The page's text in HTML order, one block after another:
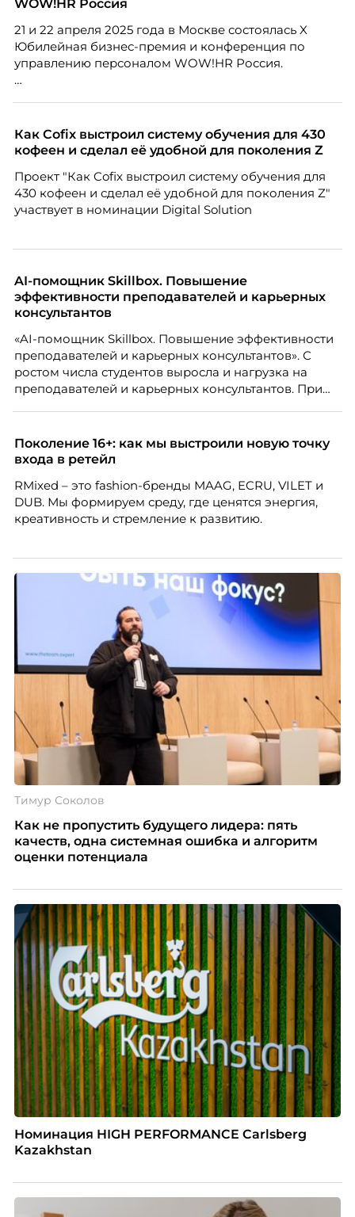
WOW!HR Россия
21 и 22 апреля 2025 года в Москве состоялась X
Юбилейная бизнес-премия и конференция по
управлению персоналом WOW!HR Россия.
номинантов и гостей мероприятия.
Как Cofix выстроил систему обучения для 430
кофеен и сделал её удобной для поколения Z
Проект "Как Cofix выстроил систему обучения для
430 кофеен и сделал её удобной для поколения Z"
участвует в номинации Digital Solution
AI-помощник Skillbox. Повышение
эффективности преподавателей и карьерных
консультантов
«AI-помощник Skillbox. Повышение эффективности
преподавателей и карьерных консультантов». С
ростом числа студентов выросла и нагрузка на
преподавателей и карьерных консультантов. При
повысить эффективность сотрудников, ускорить
процессы, сохранить качество поддержки и
масштабироваться без роста команды. Так и
появился AI-помощник, встроенный в платформу
Skillbox.
Поколение 16+: как мы выстроили новую точку
входа в ретейл
RMixed – это fashion-бренды MAAG, ECRU, VILET и
DUB. Мы формируем среду, где ценятся энергия,
креативность и стремление к развитию.
Тимур Соколов
Как не пропустить будущего лидера: пять
качеств, одна системная ошибка и алгоритм
оценки потенциала
Номинация HIGH PERFORMANCE Carlsberg
Kazakhstan